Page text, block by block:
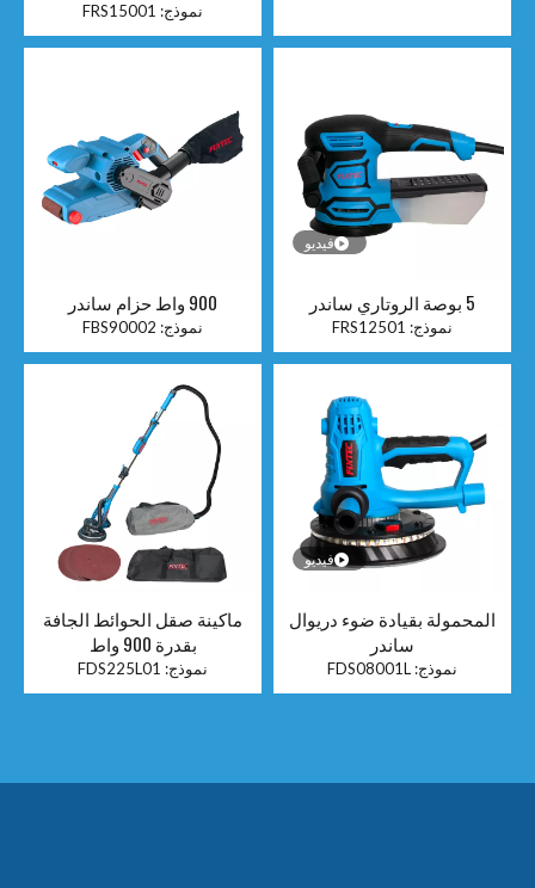
نموذج: FRS15001
فيديو
5 بوصة الروتاري ساندر
نموذج: FRS12501
900 واط حزام ساندر
نموذج: FBS90002
فيديو
المحمولة بقيادة ضوء دريوال
ساندر
نموذج: FDS08001L
ماكينة صقل الحوائط الجافة
بقدرة 900 واط
نموذج: FDS225L01